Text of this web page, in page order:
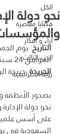
الكل
قضايا معاصرة
آراء و أفكار
الجزء الثالث
رؤية استراتيجية
نحو دولة
التاريخ
الموافق 24 سبتمبر 1993م
الجريدة: جريدة
بصدور الأنظمة
نحو دولة
على أسس علمية